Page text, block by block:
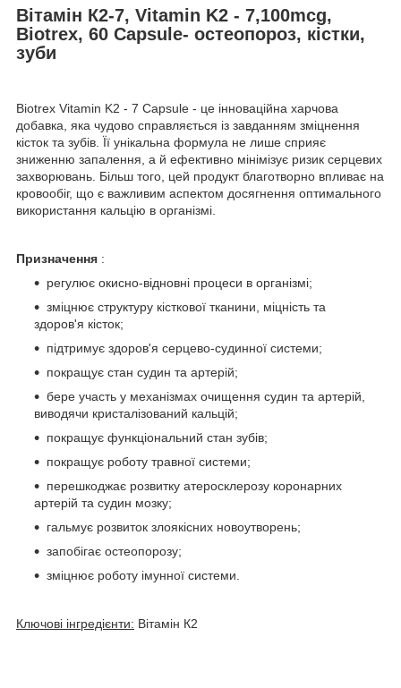
Вітамін К2-7, Vitamin K2 - 7,100mcg,
Biotrex, 60 Capsule- остеопороз, кістки,
зуби
Biotrex Vitamin K2 - 7 Capsule - це інноваційна харчова
добавка, яка чудово справляється із завданням зміцнення
кісток та зубів. Її унікальна формула не лише сприяє
зниженню запалення, а й ефективно мінімізує ризик серцевих
захворювань. Більш того, цей продукт благотворно впливає на
кровообіг, що є важливим аспектом досягнення оптимального
використання кальцію в організмі.
Призначення :
регулює окисно-відновні процеси в організмі;
зміцнює структуру кісткової тканини, міцність та
здоров'я кісток;
підтримує здоров'я серцево-судинної системи;
покращує стан судин та артерій;
бере участь у механізмах очищення судин та артерій,
виводячи кристалізований кальцій;
покращує функціональний стан зубів;
покращує роботу травної системи;
перешкоджає розвитку атеросклерозу коронарних
артерій та судин мозку;
гальмує розвиток злоякісних новоутворень;
запобігає остеопорозу;
зміцнює роботу імунної системи.
Ключові інгредієнти: Вітамін К2